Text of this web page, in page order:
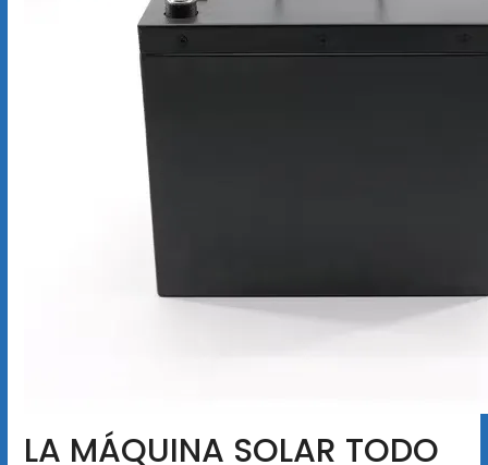
LA MÁQUINA SOLAR TODO